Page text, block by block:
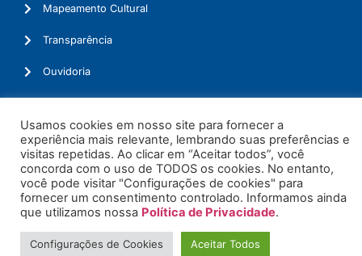
Mapeamento Cultural
Transparência
Ouvidoria
© 2026. Todos os Direitos Reservados.
Usamos cookies em nosso site para fornecer a
experiência mais relevante, lembrando suas preferências e
visitas repetidas. Ao clicar em “Aceitar todos”, você
concorda com o uso de TODOS os cookies. No entanto,
você pode visitar "Configurações de cookies" para
fornecer um consentimento controlado. Informamos ainda
que utilizamos nossa Política de Privacidade.
Configurações de Cookies Aceitar Todos